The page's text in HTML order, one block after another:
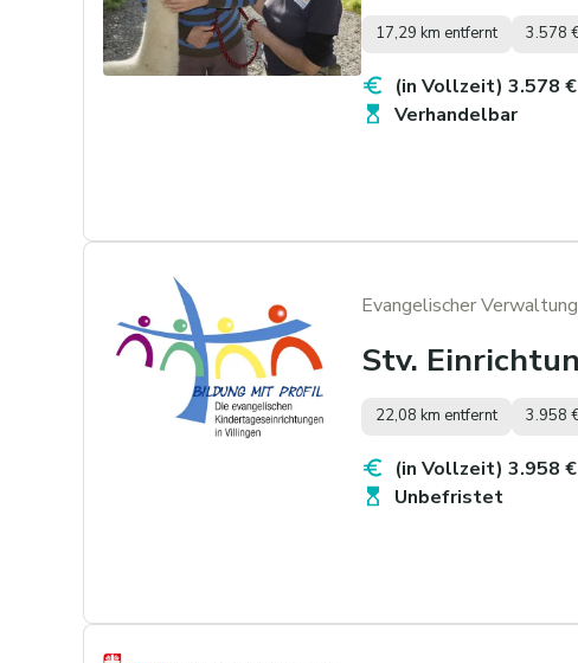
17,29 km entfernt 3.578
(in Vollzeit) 3.578
Verhandelbar
Evangelischer
Stv.
22,08 km entfernt 3.958
(in Vollzeit) 3.958
Unbefristet